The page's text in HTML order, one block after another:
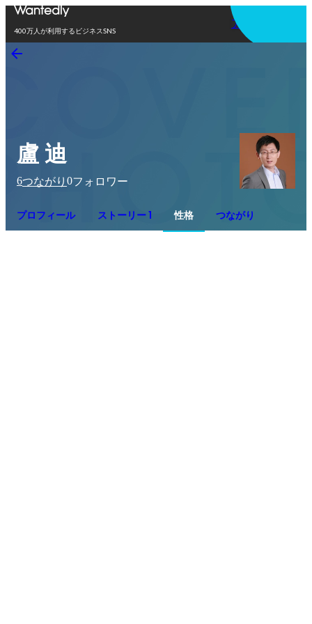
400万人が利用するビジネスSNS
アプリを使う
盧 迪
6つながり 0フォロワー
プロフィール ストーリー 1 性格 つながり